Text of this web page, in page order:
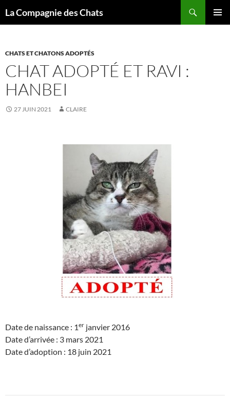
La Compagnie des Chats
CHATS ET CHATONS ADOPTÉS
CHAT ADOPTÉ ET RAVI :
HANBEI
27 JUIN 2021 CLAIRE
Date de naissance : 1er janvier 2016
Date d’arrivée : 3 mars 2021
Date d’adoption : 18 juin 2021